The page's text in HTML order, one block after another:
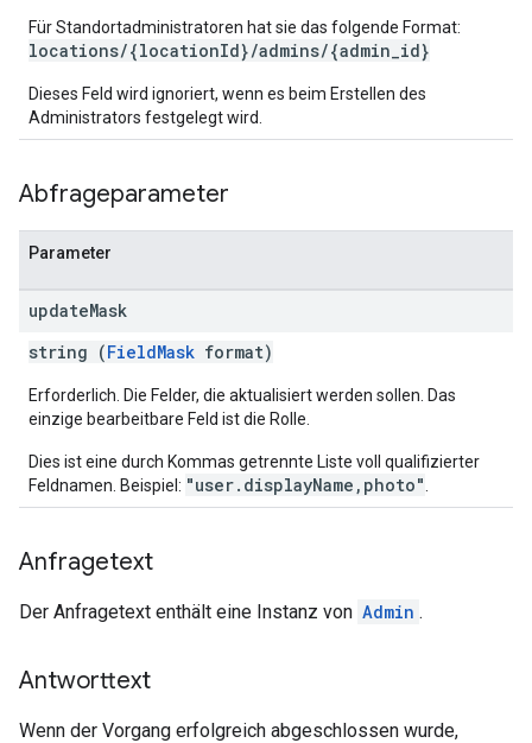
Für Standortadministratoren hat sie das folgende Format:
locations/{locationId}/admins/{admin_id}
Dieses Feld wird ignoriert, wenn es beim Erstellen des
Administrators festgelegt wird.
Abfrageparameter
Parameter
updateMask
string (FieldMask format)
Erforderlich. Die Felder, die aktualisiert werden sollen. Das
einzige bearbeitbare Feld ist die Rolle.
Dies ist eine durch Kommas getrennte Liste voll qualifizierter
Feldnamen. Beispiel: "user.displayName,photo"
Anfragetext
Der Anfragetext enthält eine Instanz von Admin .
Antworttext
Wenn der Vorgang erfolgreich abgeschlossen wurde,